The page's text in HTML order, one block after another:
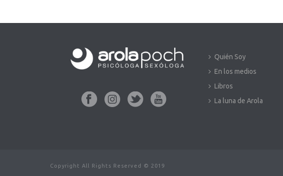
Quién Soy
En los medios
Libros
La luna de Arola
Copyright All Rights Reserved © 2019